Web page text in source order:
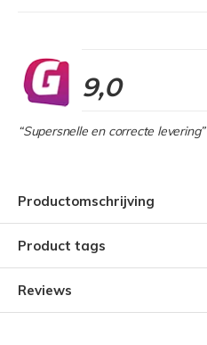
9,0
“Supersnelle en correcte levering”
Productomschrijving
Product tags
Reviews